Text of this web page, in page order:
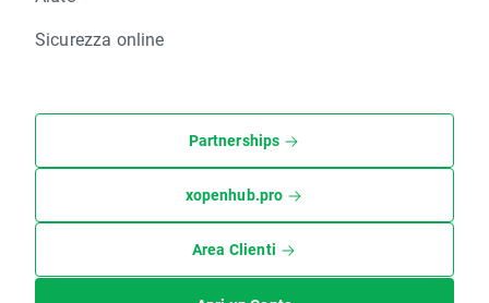
Sicurezza online
Partnerships
xopenhub.pro
Area Clienti